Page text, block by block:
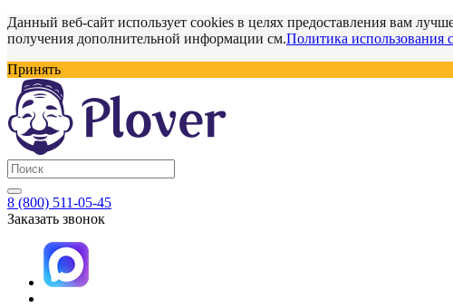
Данный веб-сайт использует cookies в целях предоставления вам
получения дополнительной информации см.Политика использования
Принять
8 (800) 511-05-45
Заказать звонок